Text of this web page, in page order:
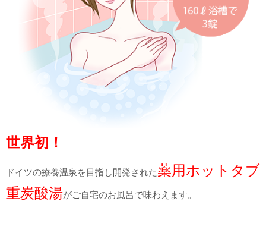
世界初！
ドイツの療養温泉を目指し開発された薬用ホットタブ
重炭酸湯がご自宅のお風呂で味わえます。